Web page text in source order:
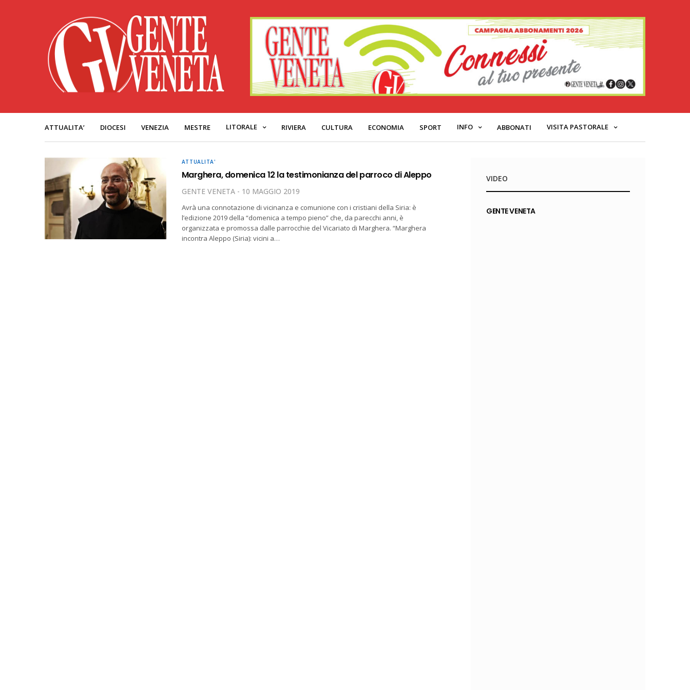
ATTUALITA’ DIOCESI VENEZIA MESTRE LITORALE RIVIERA CULTURA ECONOMIA SPORT INFO ABBONATI VISITA PASTORALE
ATTUALITA'
Marghera, domenica 12 la testimonianza del parroco di Aleppo
GENTE VENETA 10 MAGGIO 2019
Avrà una connotazione di vicinanza e comunione con i cristiani della Siria: è
l’edizione 2019 della “domenica a tempo pieno” che, da parecchi anni, è
organizzata e promossa dalle parrocchie del Vicariato di Marghera. “Marghera
incontra Aleppo (Siria): vicini a…
VIDEO
GENTE VENETA